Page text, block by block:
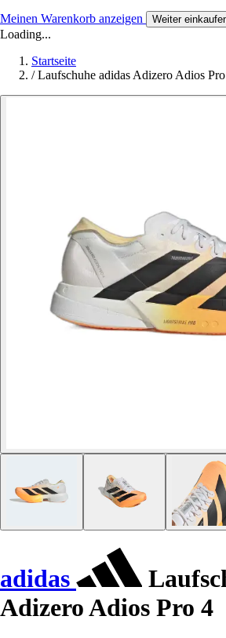
Meinen Warenkorb anzeigen Weiter
Loading...
Startseite
/ Laufschuhe adidas Adizero Adios
adidas
Adizero Adios Pro 4